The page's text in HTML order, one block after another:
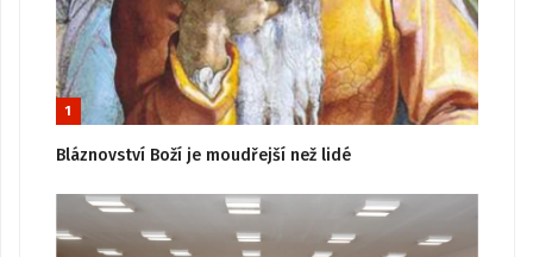
1
Bláznovství Boží je moudřejší než lidé